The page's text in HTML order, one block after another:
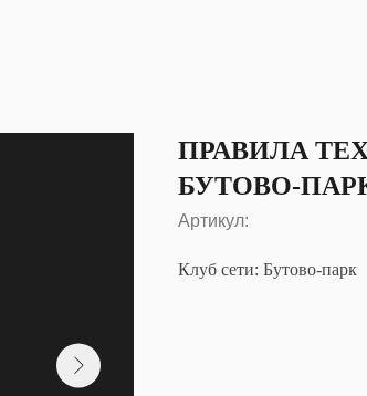
ПРАВИЛА
БУТОВО-
Артикул:
Клуб сети: Бутово-парк